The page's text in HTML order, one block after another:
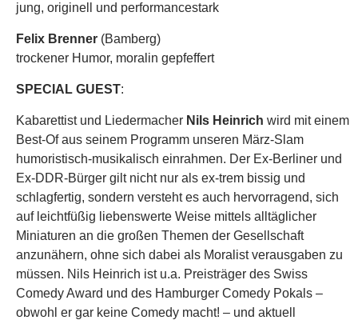
jung, originell und performancestark
Felix Brenner (Bamberg)
trockener Humor, moralin gepfeffert
SPECIAL GUEST:
Kabarettist und Liedermacher Nils Heinrich wird mit einem
Best-Of aus seinem Programm unseren März-Slam
humoristisch-musikalisch einrahmen. Der Ex-Berliner und
Ex-DDR-Bürger gilt nicht nur als ex-trem bissig und
schlagfertig, sondern versteht es auch hervorragend, sich
auf leichtfüßig liebenswerte Weise mittels alltäglicher
Miniaturen an die großen Themen der Gesellschaft
anzunähern, ohne sich dabei als Moralist verausgaben zu
müssen. Nils Heinrich ist u.a. Preisträger des Swiss
Comedy Award und des Hamburger Comedy Pokals –
obwohl er gar keine Comedy macht! – und aktuell